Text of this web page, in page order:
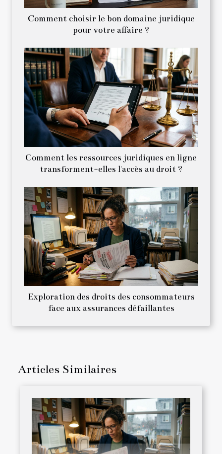
Comment choisir le bon domaine juridique
pour votre affaire ?
Comment les ressources juridiques en ligne
transforment-elles l'accès au droit ?
Exploration des droits des consommateurs
face aux assurances défaillantes
Articles Similaires